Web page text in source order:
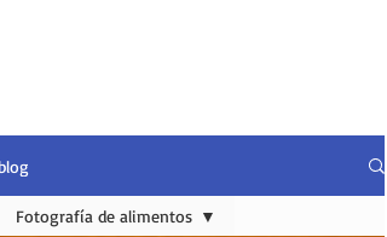
Fotografía de alimentos